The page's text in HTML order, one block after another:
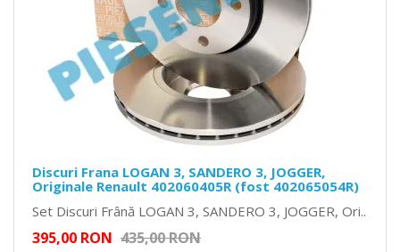
Discuri Frana LOGAN 3, SANDERO 3, JOGGER,
Originale Renault 402060405R (fost 402065054R)
Set Discuri Frână LOGAN 3, SANDERO 3, JOGGER, Ori..
395,00 RON 435,00 RON